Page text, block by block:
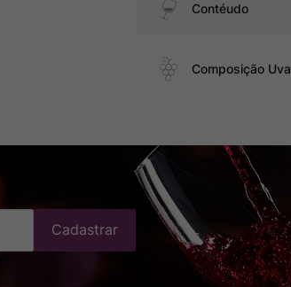
Contéudo
Composição Uva
Cadastrar